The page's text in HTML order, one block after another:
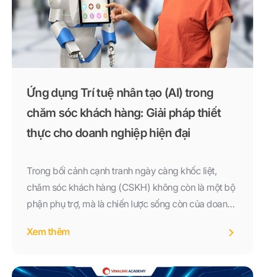
Ứng dụng Trí tuệ nhân tạo (AI) trong
chăm sóc khách hàng: Giải pháp thiết
thực cho doanh nghiệp hiện đại
Trong bối cảnh cạnh tranh ngày càng khốc liệt,
chăm sóc khách hàng (CSKH) không còn là một bộ
phận phụ trợ, mà là chiến lược sống còn của doanh
nghệ, AI trong Chăm sóc khách hàng đã không còn
góp phần cải thiện chất lượng dịch vụ, tối ưu hóa
Xem thêm